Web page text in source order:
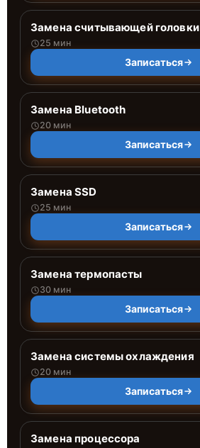
Замена считывающей головки
25 мин
Записаться
Замена Bluetooth
20 мин
Записаться
Замена SSD
25 мин
Записаться
Замена термопасты
30 мин
Записаться
Замена системы охлаждения
20 мин
Записаться
Замена процессора